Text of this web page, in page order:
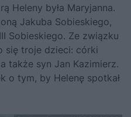
Heleny była Maryjanna.
Jakuba Sobieskiego,
Sobieskiego. Ze związku
się troje dzieci: córki
także syn Jan Kazimierz.
o tym, by Helenę spotkał